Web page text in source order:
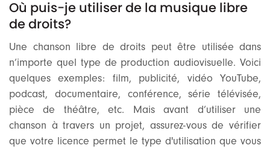
Où puis-je utiliser de la musique libre
de droits?
Une chanson libre de droits peut être utilisée dans
n’importe quel type de production audiovisuelle. Voici
quelques exemples: film, publicité, vidéo YouTube,
podcast, documentaire, conférence, série télévisée,
pièce de théâtre, etc. Mais avant d’utiliser une
chanson à travers un projet, assurez-vous de vérifier
que votre licence permet le type d'utilisation que vous